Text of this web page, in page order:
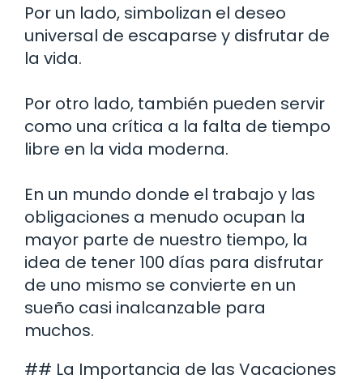
Por un lado, simbolizan el deseo
universal de escaparse y disfrutar de
la vida.
Por otro lado, también pueden servir
como una crítica a la falta de tiempo
libre en la vida moderna.
En un mundo donde el trabajo y las
obligaciones a menudo ocupan la
mayor parte de nuestro tiempo, la
idea de tener 100 días para disfrutar
de uno mismo se convierte en un
sueño casi inalcanzable para
muchos.
## La Importancia de las Vacaciones